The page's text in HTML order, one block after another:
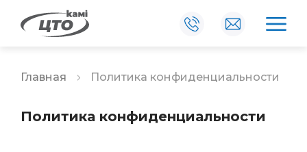
Главная Политика конфиденциальности
Политика конфиденциальности